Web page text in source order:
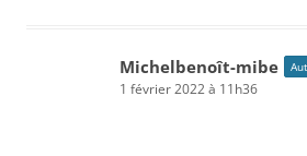
Michelbenoît-mibe
1 février 2022 à 11h36